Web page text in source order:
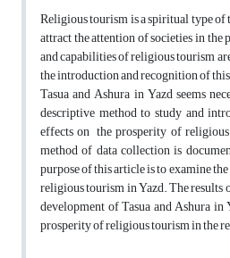
Religious tourism is a spiritual type of
attract the attention of societies in the
and capabilities of religious tourism
the introduction and recognition of
Tasua and Ashura in Yazd seems
descriptive method to study and
effects on the prosperity of
method of data collection is
purpose of this article is to examine
religious tourism in Yazd. The results
development of Tasua and Ashura
prosperity of religious tourism in the